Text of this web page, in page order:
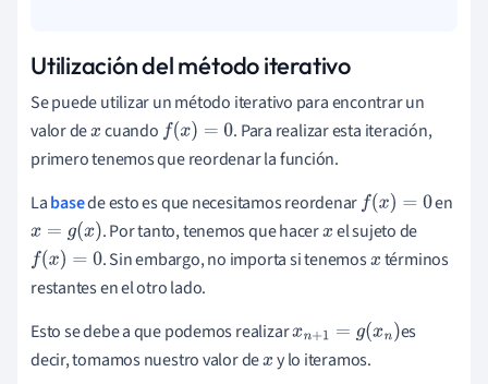
Utilización del método iterativo
Se puede utilizar un método iterativo para encontrar un
valor dex cuando f(x)=0
. Para realizar esta iteración,
primero tenemos que reordenar la función.
Labasede esto es que necesitamos reordenarf(x)=0
en
x= g(x ) . Por tanto, tenemos que hacerx el sujeto de
f(x)=0 . Sin embargo, no importa si tenemosx términos
restantes en el otro lado.
Esto se debe a que podemos realizarxn+1= g(x n)
es
decir, tomamos nuestro valor dex y lo iteramos.